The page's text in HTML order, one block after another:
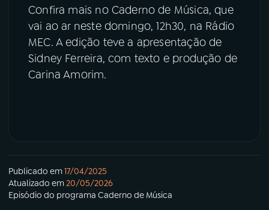
Confira mais no Caderno de Música, que
vai ao ar neste domingo, 12h30, na Rádio
MEC. A edição teve a apresentação de
Sidney Ferreira, com texto e produção de
Carina Amorim.
Publicado em17/04/2025
Atualizado em20/05/2026
Episódio do programa Caderno de Música